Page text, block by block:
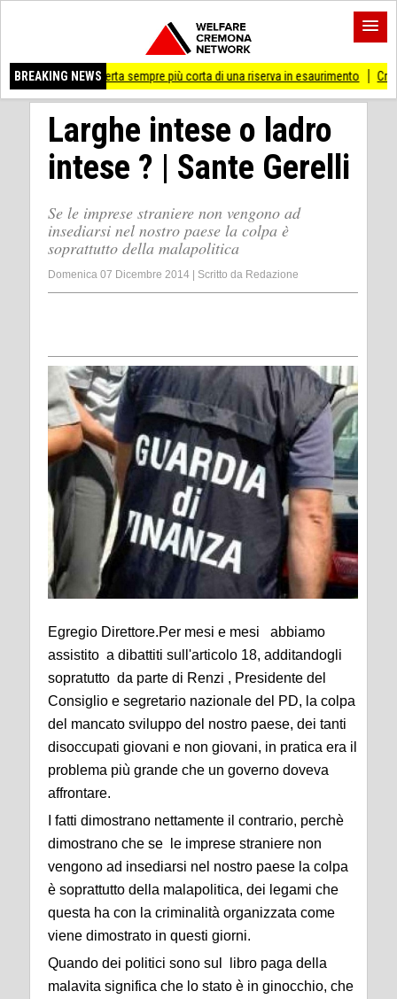
BREAKING NEWS
sempre più corta di una riserva in esaurimento Cremona 'Prossima
Larghe intese o ladro
intese ? | Sante Gerelli
Se le imprese straniere non vengono ad
insediarsi nel nostro paese la colpa è
soprattutto della malapolitica
Domenica 07 Dicembre 2014 Scritto da Redazione
Egregio Direttore.Per mesi e mesi abbiamo
assistito a dibattiti sull'articolo 18, additandogli
sopratutto da parte di Renzi , Presidente del
Consiglio e segretario nazionale del PD, la colpa
del mancato sviluppo del nostro paese, dei tanti
disoccupati giovani e non giovani, in pratica era il
problema più grande che un governo doveva
affrontare.
I fatti dimostrano nettamente il contrario, perchè
dimostrano che se le imprese straniere non
vengono ad insediarsi nel nostro paese la colpa
è soprattutto della malapolitica, dei legami che
questa ha con la criminalità organizzata come
viene dimostrato in questi giorni.
Quando dei politici sono sul libro paga della
malavita significa che lo stato è in ginocchio, che